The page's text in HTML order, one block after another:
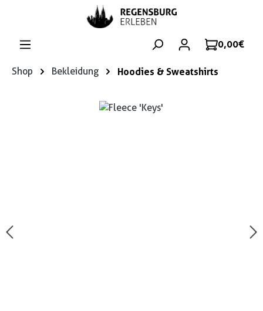
Zum Hauptinhalt springen
0,00 €
Shop Bekleidung Hoodies & Sweatshirts
Bildergalerie überspringen